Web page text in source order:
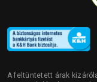
A feltüntetett árak